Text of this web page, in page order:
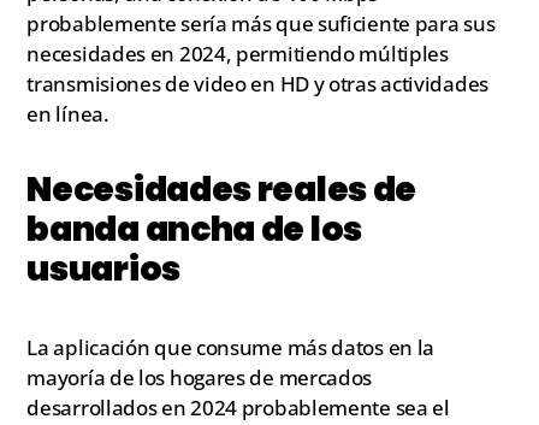
probablemente sería más que suficiente para sus
necesidades en 2024, permitiendo múltiples
transmisiones de video en HD y otras actividades
en línea.
Necesidades reales de
banda ancha de los
usuarios
La aplicación que consume más datos en la
mayoría de los hogares de mercados
desarrollados en 2024 probablemente sea el